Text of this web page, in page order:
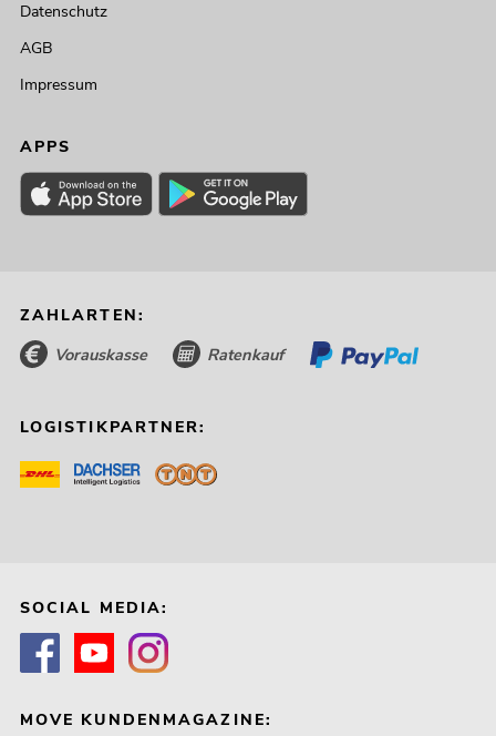
Datenschutz
AGB
Impressum
APPS
ZAHLARTEN:
Vorauskasse Ratenkauf
LOGISTIKPARTNER:
SOCIAL MEDIA:
MOVE KUNDENMAGAZINE: